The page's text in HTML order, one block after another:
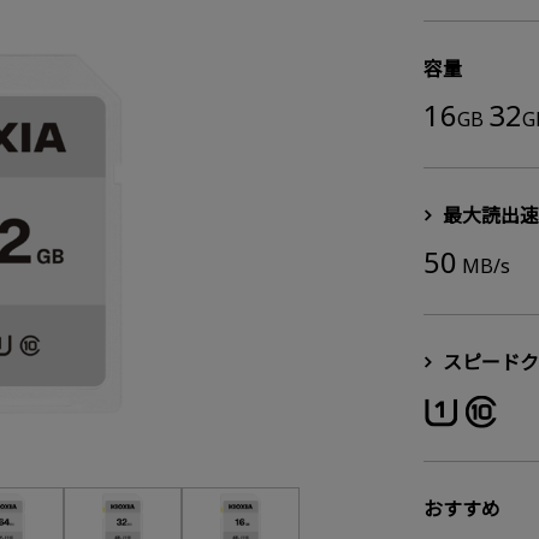
容量
16GB 32
最大読出
50 MB/s
スピード
おすすめ